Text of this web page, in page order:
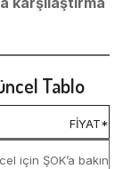
Tablo
FIYAT*
için ŞOK’a bakın